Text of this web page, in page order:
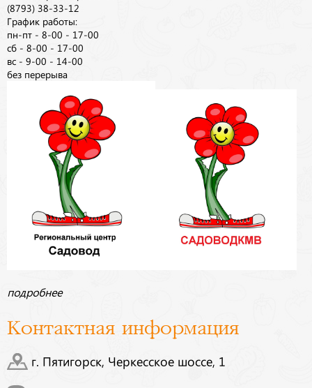
(8793) 38-33-12
График работы:
пн-пт - 8-00 - 17-00
сб - 8-00 - 17-00
вс - 9-00 - 14-00
без перерыва
подробнее
Контактная информация
г. Пятигорск, Черкесское шоссе, 1